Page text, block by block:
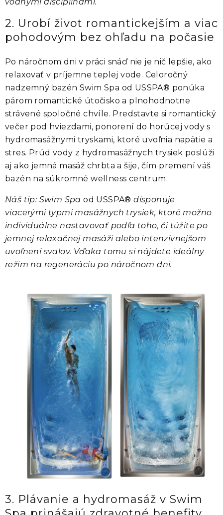
2. Urobí život romantickejším a viac
pohodovým bez ohľadu na počasie
Po náročnom dni v práci snáď nie je nič lepšie, ako
relaxovať v príjemne teplej vode. Celoročný
nadzemný bazén Swim Spa od USSPA® ponúka
párom romantické útočisko a plnohodnotne
strávené spoločné chvíle. Predstavte si romantický
večer pod hviezdami, ponorení do horúcej vody s
hydromasážnymi tryskami, ktoré uvoľnia napätie a
stres. Prúd vody z hydromasážnych trysiek poslúži
aj ako jemná masáž chrbta a šije, čím premení váš
bazén na súkromné wellness centrum.
Náš tip: Swim Spaod USSPA®disponuje
viacerými typmi masážnych trysiek, ktoré možno
individuálne nastavovať podľa toho, či túžite po
jemnej relaxačnej masáži alebo intenzívnejšom
uvoľnení svalov. Vďaka tomu si nájdete ideálny
režim na regeneráciu po náročnom dni.
3. Plávanie a hydromasáž v Swim